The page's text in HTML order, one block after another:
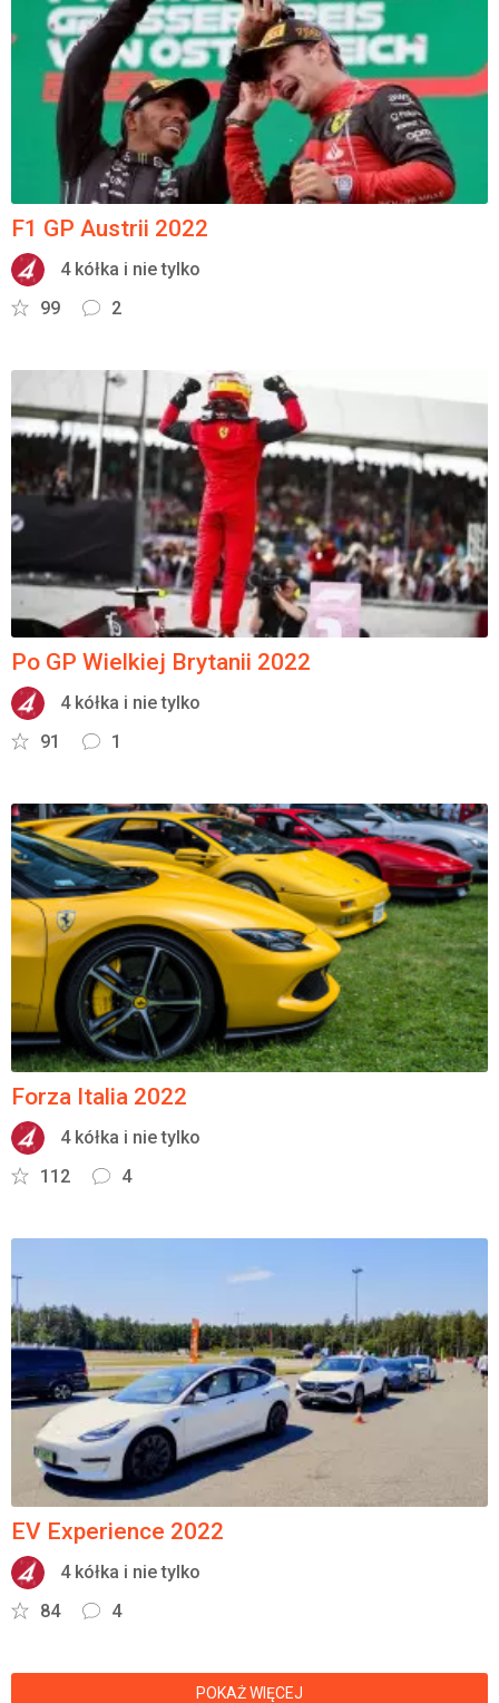
F1 GP Austrii 2022
4 kółka i nie tylko
99
2
Po GP Wielkiej Brytanii 2022
4 kółka i nie tylko
91
1
Forza Italia 2022
4 kółka i nie tylko
112
4
EV Experience 2022
4 kółka i nie tylko
84
4
POKAŻ WIĘCEJ